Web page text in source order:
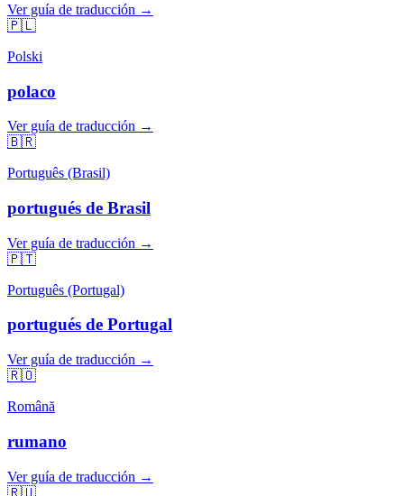
Ver guía de traducción →
🇵🇱
Polski
polaco
Ver guía de traducción →
🇧🇷
Português (Brasil)
portugués de Brasil
Ver guía de traducción →
🇵🇹
Português (Portugal)
portugués de Portugal
Ver guía de traducción →
🇷🇴
Română
rumano
Ver guía de traducción →
🇷🇺